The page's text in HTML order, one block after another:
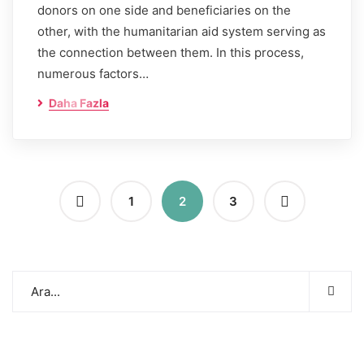
donors on one side and beneficiaries on the
other, with the humanitarian aid system serving as
the connection between them. In this process,
numerous factors…
Daha Fazla
1 2 3